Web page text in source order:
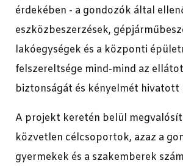
érdekében - a gondozók által
eszközbeszerzések,
lakóegységek és a központi
felszereltsége mind-mind az
biztonságát és kényelmét hivatott
A projekt keretén belül
közvetlen célcsoportok, azaz a
gyermekek és a szakemberek